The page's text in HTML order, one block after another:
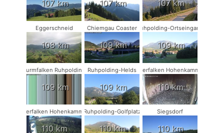
107 km 107 km 107 km
Eggerschneid
108 km
Chiemgau Coaster
109 km
Ruhpolding-Ortseingang
109 km
Turmfalken Ruhpolding
109 km
Ruhpolding-Helds
109 km
Wanderfalken Hohenkammer #1
110 km
Wanderfalken Hohenkammer #2
110 km
Ruhpolding-Golfplatz
110 km
Siegsdorf
110 km